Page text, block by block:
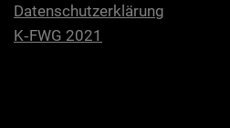
Daten­schutz­er­klä­rung
K‑FWG 2021